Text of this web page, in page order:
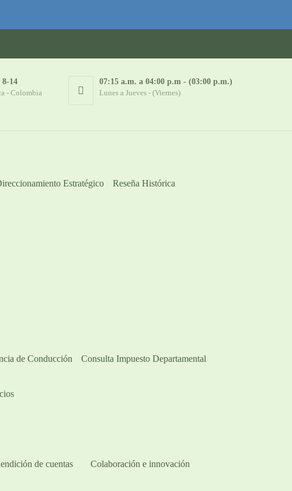
8-14
- Colombia
07:15 a.m. a 04:00 p.m - (03:00 p.m.)
Lunes a Jueves - (Viernes)
Estratégico Reseña Histórica
de Conducción Consulta Impuesto Departamental
de cuentas Colaboración e innovación